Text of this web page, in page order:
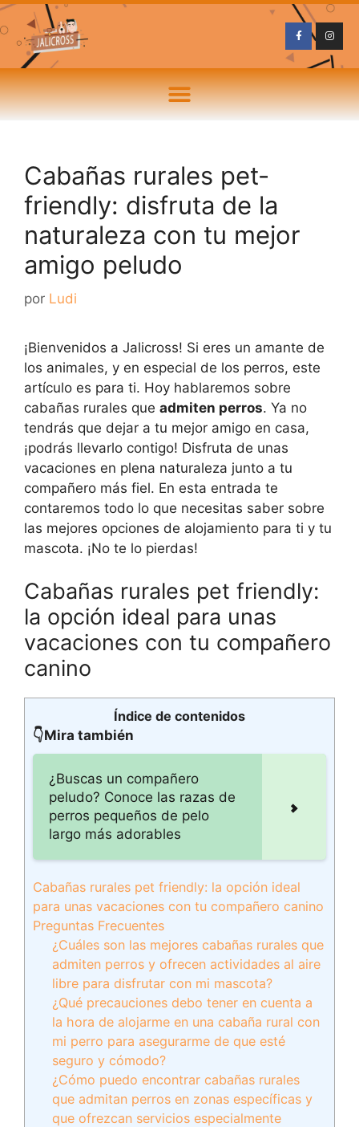
Cabañas rurales pet-
friendly: disfruta de la
naturaleza con tu mejor
amigo peludo
por Ludi
¡Bienvenidos a Jalicross! Si eres un amante de
los animales, y en especial de los perros, este
artículo es para ti. Hoy hablaremos sobre
cabañas rurales que admiten perros. Ya no
tendrás que dejar a tu mejor amigo en casa,
¡podrás llevarlo contigo! Disfruta de unas
vacaciones en plena naturaleza junto a tu
compañero más fiel. En esta entrada te
contaremos todo lo que necesitas saber sobre
las mejores opciones de alojamiento para ti y tu
mascota. ¡No te lo pierdas!
Cabañas rurales pet friendly:
la opción ideal para unas
vacaciones con tu compañero
canino
Índice de contenidos
👇Mira también
¿Buscas un compañero
peludo? Conoce las razas de
perros pequeños de pelo
largo más adorables
Cabañas rurales pet friendly: la opción ideal
para unas vacaciones con tu compañero canino
Preguntas Frecuentes
¿Cuáles son las mejores cabañas rurales que
admiten perros y ofrecen actividades al aire
libre para disfrutar con mi mascota?
¿Qué precauciones debo tener en cuenta a
la hora de alojarme en una cabaña rural con
mi perro para asegurarme de que esté
seguro y cómodo?
¿Cómo puedo encontrar cabañas rurales
que admitan perros en zonas específicas y
que ofrezcan servicios especialmente